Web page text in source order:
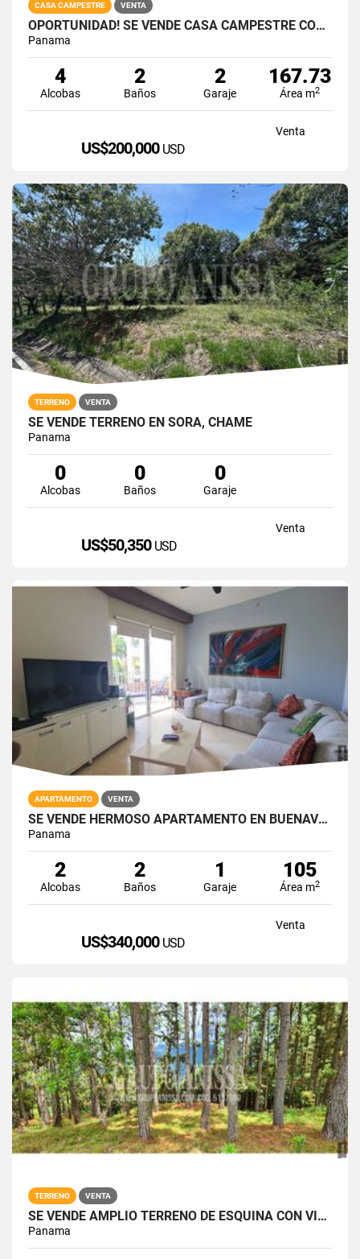
CASA CAMPESTRE VENTA
OPORTUNIDAD! SE VENDE CASA CAMPESTRE CON PISCINA
Panama
4
Alcobas
2
Baños
2
Garaje
167.73
Área m2
Venta
US$200,000 USD
TERRENO VENTA
SE VENDE TERRENO EN SORÁ, CHAME
Panama
0
Alcobas
0
Baños
0
Garaje
Venta
US$50,350 USD
APARTAMENTO VENTA
SE VENDE HERMOSO APARTAMENTO EN BUENAVENTURA
Panama
2
Alcobas
2
Baños
1
Garaje
105
Área m2
Venta
US$340,000 USD
TERRENO VENTA
SE VENDE AMPLIO TERRENO DE ESQUINA CON VISTAS EN ALTOS DEL MARIA
Panama